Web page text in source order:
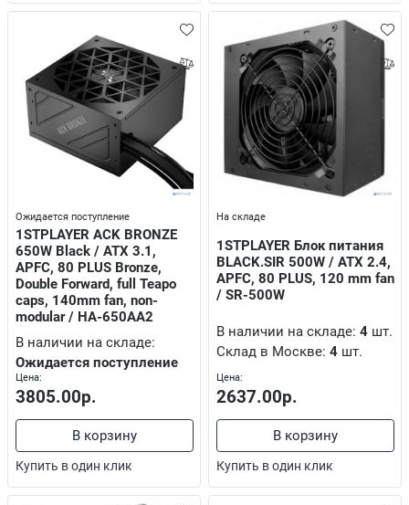
разветвители сигнала
голосования,крепления к проекторам
, miniDV кассеты
Ожидается поступление
1STPLAYER ACK BRONZE
650W Black / ATX 3.1,
APFC, 80 PLUS Bronze,
Double Forward, full Teapo
caps, 140mm fan, non-
modular / HA-650AA2
В наличии на складе:
Ожидается поступление
Цена:
3805.00р.
В корзину
Купить в один клик
На складе
1STPLAYER Блок питания
BLACK.SIR 500W / ATX 2.4,
APFC, 80 PLUS, 120 mm fan
/ SR-500W
В наличии на складе: 4шт.
Склад в Москве: 4шт.
Цена:
2637.00р.
В корзину
Купить в один клик